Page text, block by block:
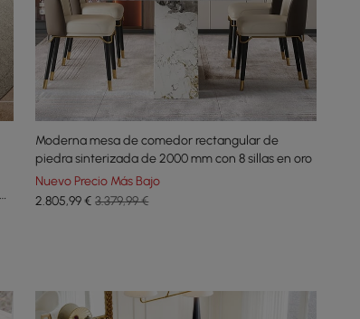
Moderna mesa de comedor rectangular de
piedra sinterizada de 2000 mm con 8 sillas en oro
Nuevo Precio Más Bajo
2.805,99€ 3.379,99 €